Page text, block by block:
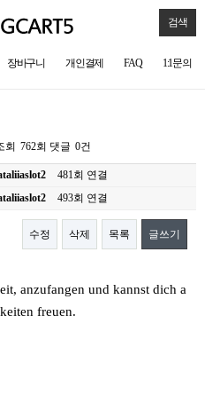
검색
장바구니 개인결제 FAQ 1:1문의
회 762회 댓글 0건
481회 연결
493회 연결
수정 삭제 목록 글쓰기
anzufangen und kannst dich a
freuen.